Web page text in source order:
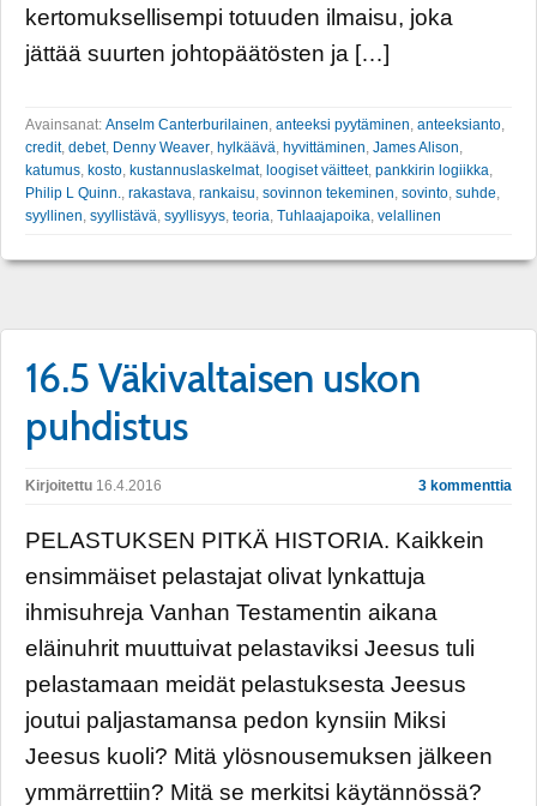
kertomuksellisempi totuuden ilmaisu, joka
jättää suurten johtopäätösten ja […]
Avainsanat: Anselm Canterburilainen anteeksi pyytäminen anteeksianto
credit, debet, Denny Weaver hylkäävä hyvittäminen James Alison
katumus kosto kustannuslaskelmat, loogiset väitteet, pankkirin logiikka
Philip L Quinn.
rakastava rankaisu sovinnon tekeminen sovinto suhde
syyllinen syyllistävä syyllisyys teoria Tuhlaajapoika velallinen
16.5 Väkivaltaisen uskon
puhdistus
Kirjoitettu 16.4.2016 3 kommenttia
PELASTUKSEN PITKÄ HISTORIA. Kaikkein
ensimmäiset pelastajat olivat lynkattuja
ihmisuhreja Vanhan Testamentin aikana
eläinuhrit muuttuivat pelastaviksi Jeesus tuli
pelastamaan meidät pelastuksesta Jeesus
joutui paljastamansa pedon kynsiin Miksi
Jeesus kuoli? Mitä ylösnousemuksen jälkeen
ymmärrettiin? Mitä se merkitsi käytännössä?